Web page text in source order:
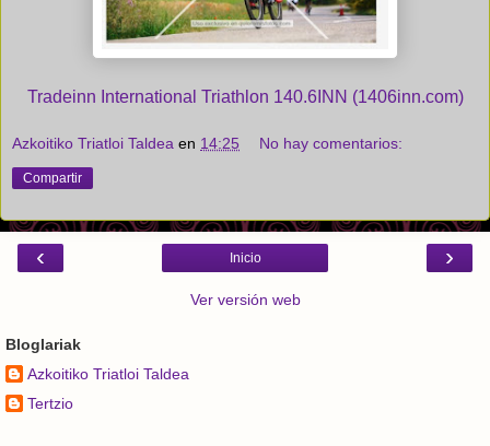
Tradeinn International Triathlon 140.6INN (1406inn.com)
Azkoitiko Triatloi Taldea en 14:25 No hay comentarios:
Compartir
‹ ›
Inicio
Ver versión web
Bloglariak
Azkoitiko Triatloi Taldea
Tertzio